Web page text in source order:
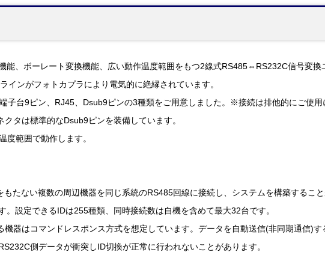
能、ボーレート変換機能、広い動作温度範囲をもつ2線式RS485⇔RS232C信号変換
インがフォトカプラにより電気的に絶縁されています。
子台9ピン、RJ45、Dsub9ピンの3種類をご用意しました。※接続は排他的にご使用
クタは標準的なDsub9ピンを装備しています。
度範囲で動作します。
もたない複数の周辺機器を同じ系統のRS485回線に接続し、システムを構築するこ
。設定できるIDは255種類、同時接続数は自機を含めて最大32台です。
器はコマンドレスポンス方式を想定しています。データを自動送信(非同期通信)
側データが衝突しID切換が正常に行われないことがあります。